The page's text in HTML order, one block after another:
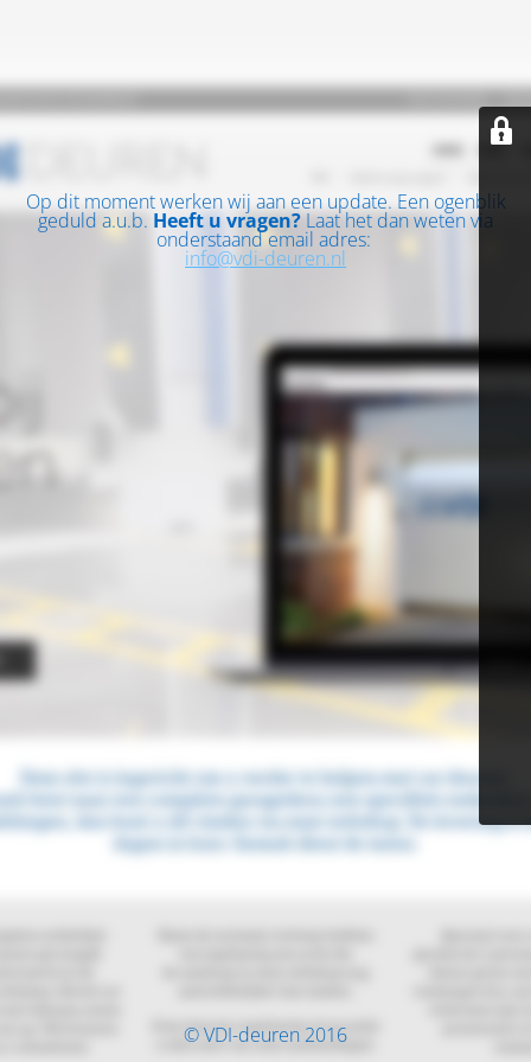
Op dit moment werken wij aan een update. Een ogenblik
geduld a.u.b. Heeft u vragen? Laat het dan weten via
onderstaand email adres:
info@vdi-deuren.nl
© VDI-deuren 2016